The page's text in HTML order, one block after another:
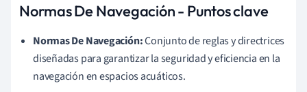
Normas De Navegación - Puntos clave
Normas De Navegación:Conjunto de reglas y directrices
diseñadas para garantizar la seguridad y eficiencia en la
navegación en espacios acuáticos.